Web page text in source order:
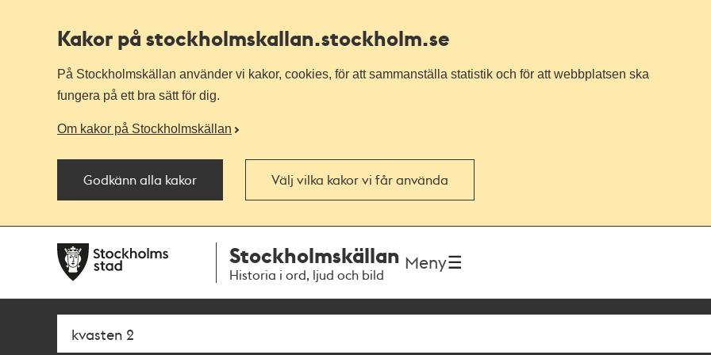
Kakor på stockholmskallan.stockholm.se
På Stockholmskällan använder vi kakor, cookies, för att sammanställa statistik och för att webbplatsen ska
fungera på ett bra sätt för dig.
Om kakor på Stockholmskällan
Godkänn alla kakor Välj vilka kakor vi får använda
navigationen
huvudinnehållet
Stockholmskällan
Historia i ord, ljud och bild
Meny
Sök